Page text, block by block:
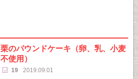
栗のパウンドケーキ（卵、乳、小麦
不使用）
19 2019.09.01